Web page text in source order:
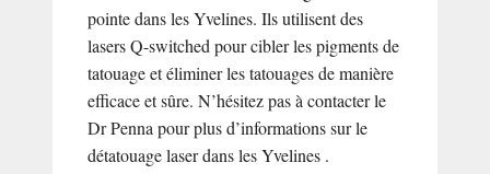
pointe dans les Yvelines. Ils utilisent des
lasers Q-switched pour cibler les pigments de
tatouage et éliminer les tatouages de manière
efficace et sûre. N’hésitez pas à contacter le
Dr Penna pour plus d’informations sur le
détatouage laser dans les Yvelines .